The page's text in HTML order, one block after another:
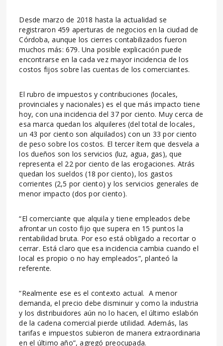
Desde marzo de 2018 hasta la actualidad se
registraron 459 aperturas de negocios en la ciudad de
Córdoba, aunque los cierres contabilizados fueron
muchos más: 679. Una posible explicación puede
encontrarse en la cada vez mayor incidencia de los
costos fijos sobre las cuentas de los comerciantes.
El rubro de impuestos y contribuciones (locales,
provinciales y nacionales) es el que más impacto tiene
hoy, con una incidencia del 37 por ciento. Muy cerca de
esa marca quedan los alquileres (del total de locales,
un 43 por ciento son alquilados) con un 33 por ciento
de peso sobre los costos. El tercer ítem que desvela a
los dueños son los servicios (luz, agua, gas), que
representa el 22 por ciento de las erogaciones. Atrás
quedan los sueldos (18 por ciento), los gastos
corrientes (2,5 por ciento) y los servicios generales de
menor impacto (dos por ciento).
“El comerciante que alquila y tiene empleados debe
afrontar un costo fijo que supera en 15 puntos la
rentabilidad bruta. Por eso está obligado a recortar o
cerrar. Está claro que esa incidencia cambia cuando el
local es propio o no hay empleados”, planteó la
referente.
“Realmente ese es el contexto actual. A menor
demanda, el precio debe disminuir y como la industria
y los distribuidores aún no lo hacen, el último eslabón
de la cadena comercial pierde utilidad. Además, las
tarifas e impuestos subieron de manera extraordinaria
en el último año”, agregó preocupada.